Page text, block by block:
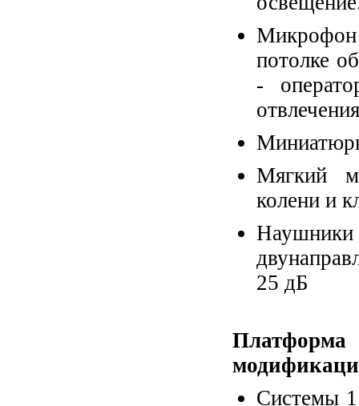
Микрофон
потолке
-
Мягкий
колени и
25 дБ
Системы